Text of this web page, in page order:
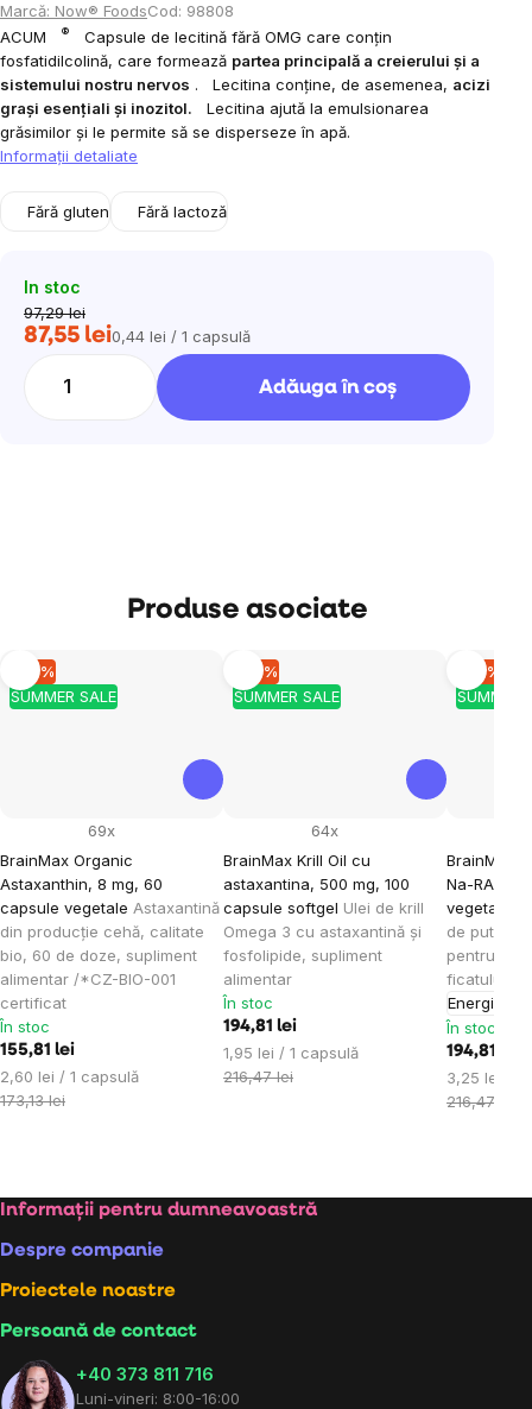
Marcă: Now® FoodsCod: 98808
ACUM
®
Capsule de lecitină fără OMG care conțin
fosfatidilcolină, care formează partea principală a creierului și a
sistemului nostru nervos . Lecitina conține, de asemenea, acizi
grași esențiali și inozitol.
Lecitina ajută la emulsionarea
grăsimilor și le permite să se disperseze în apă.
Informaţii detaliate
Fără gluten Fără lactoză
In stoc
97,29 lei
87,55 leiEvaluare
0,44 lei / 1 capsulă
Adăuga în coş
Produse asociate
SUMMER SALE
–10 %
BrainMax Organic
Astaxanthin, 8 mg, 60
capsule vegetale Astaxantină
din producție cehă, calitate
bio, 60 de doze, supliment
alimentar /*CZ-BIO-001
certificat
69x
În stoc
155,81 lei
Evaluare
preţ:
2,60 lei / 1 capsulă
173,13 lei
SUMMER SALE
–10 %
BrainMax Krill Oil cu
astaxantina, 500 mg, 100
capsule softgel Ulei de krill
Omega 3 cu astaxantină și
fosfolipide, supliment
alimentar
64x
În stoc
194,81 lei
Evaluare
preţ:
1,95 lei / 1 capsulă
216,47 lei
SUMMER
–10 %
BrainMax
Na-RALA,
vegetale
de
pentru
ficatului,
Energie
În stoc
194,81 lei
Evaluare
preţ:
3,25 lei / 1
216,47 lei
Subsol
Informații pentru dumneavoastră
Despre companie
Proiectele noastre
Persoană de contact
+40 373 811 716
Luni-vineri: 8:00-16:00